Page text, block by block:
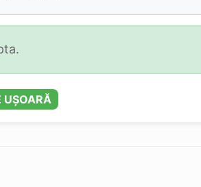
UȘOARĂ